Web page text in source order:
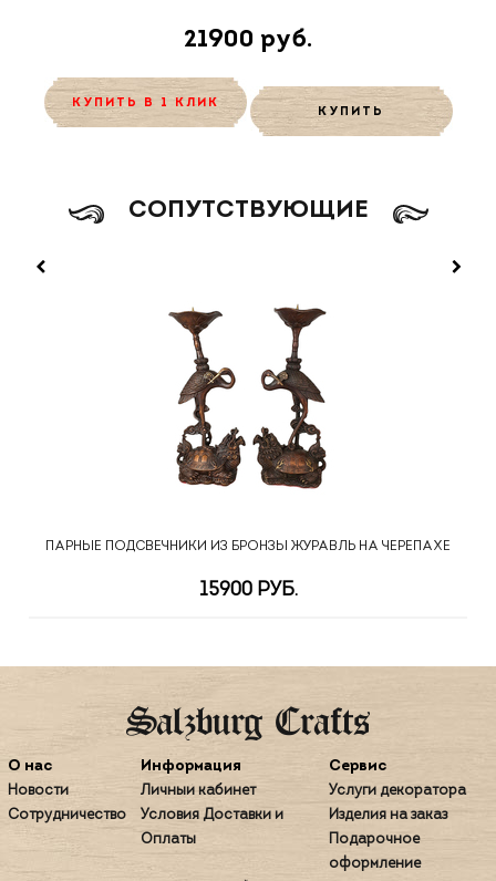
21900 руб.
КУПИТЬ В 1 КЛИК
КУПИТЬ
CОПУТСТВУЮЩИЕ
ПАРНЫЕ ПОДСВЕЧНИКИ ИЗ БРОНЗЫ ЖУРАВЛЬ НА ЧЕРЕПАХЕ
15900 РУБ.
О нас
Новости
Сотрудничество
Информация
Личный кабинет
Условия Доставки и
Оплаты
Сервис
Услуги декоратора
Изделия на заказ
Подарочное
оформление